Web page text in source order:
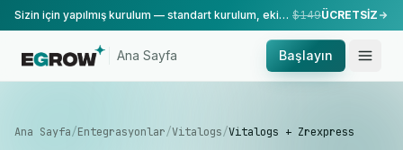
Sizin için yapılmış kurulum — standart kurulum, ekibimiz tarafından yapılır. $149ÜCRETSİZ
Ana Sayfa Başlayın
Ana Sayfa/Entegrasyonlar/Vitalogs/Vitalogs + Zrexpress